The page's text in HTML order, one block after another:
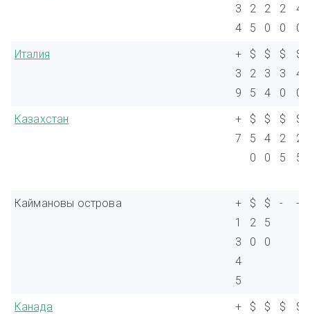
3
4
2
5
2
0
2
0
4
0
Италия
+
3
9
$
2
5
$
3
4
$
3
0
$
4
0
Казахстан
+
7
$
5
0
$
4
0
$
2
5
$
2
5
Каймановы острова
+
1
3
4
5
$
2
0
$
5
0
- -
Канада
+
$
$
$
$